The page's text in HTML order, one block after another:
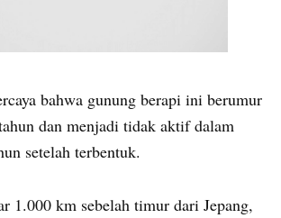
bahwa gunung berapi ini berumur
dan menjadi tidak aktif dalam
setelah terbentuk.
1.000 km sebelah timur dari Jepang,